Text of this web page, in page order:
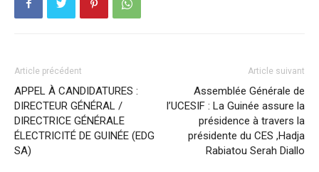
Article précédent
APPEL À CANDIDATURES :
DIRECTEUR GÉNÉRAL /
DIRECTRICE GÉNÉRALE
ÉLECTRICITÉ DE GUINÉE (EDG
SA)
Article suivant
Assemblée Générale de
l’UCESIF : La Guinée assure la
présidence à travers la
présidente du CES ,Hadja
Rabiatou Serah Diallo